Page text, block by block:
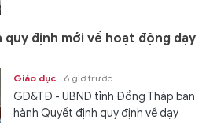
quy định mới về hoạt động dạy
Giáo dục 6 giờ trước
GD&TĐ - UBND tỉnh Đồng Tháp ban
hành Quyết định quy định về dạy